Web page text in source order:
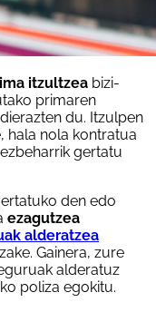
itzultzea bizi-
primaren
du. Itzulpen
hala nola kontratua
gertatu
den edo
ezagutzea
alderatzea
Gainera, zure
alderatuz
poliza egokitu.